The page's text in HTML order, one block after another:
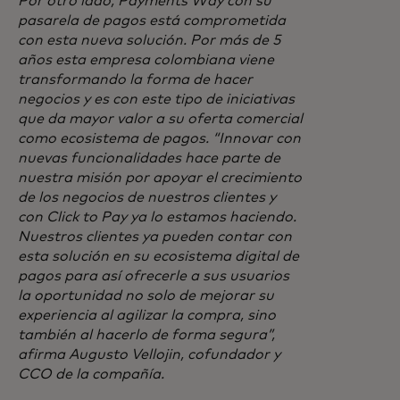
pasarela de pagos está comprometida
con esta nueva solución. Por más de 5
años esta empresa colombiana viene
transformando la forma de hacer
negocios y es con este tipo de iniciativas
que da mayor valor a su oferta comercial
como ecosistema de pagos. “Innovar con
nuevas funcionalidades hace parte de
nuestra misión por apoyar el crecimiento
de los negocios de nuestros clientes y
con Click to Pay ya lo estamos haciendo.
Nuestros clientes ya pueden contar con
esta solución en su ecosistema digital de
pagos para así ofrecerle a sus usuarios
la oportunidad no solo de mejorar su
experiencia al agilizar la compra, sino
también al hacerlo de forma segura”,
afirma Augusto Vellojin, cofundador y
CCO de la compañía.